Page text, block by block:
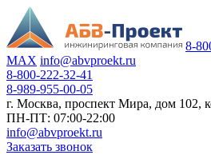
8-
MAX info@abvproekt.ru
8-800-222-32-41
8-989-955-00-05
г. Москва, проспект Мира, дом 102,
ПН-ПТ: 07:00-22:00
info@abvproekt.ru
Заказать звонок